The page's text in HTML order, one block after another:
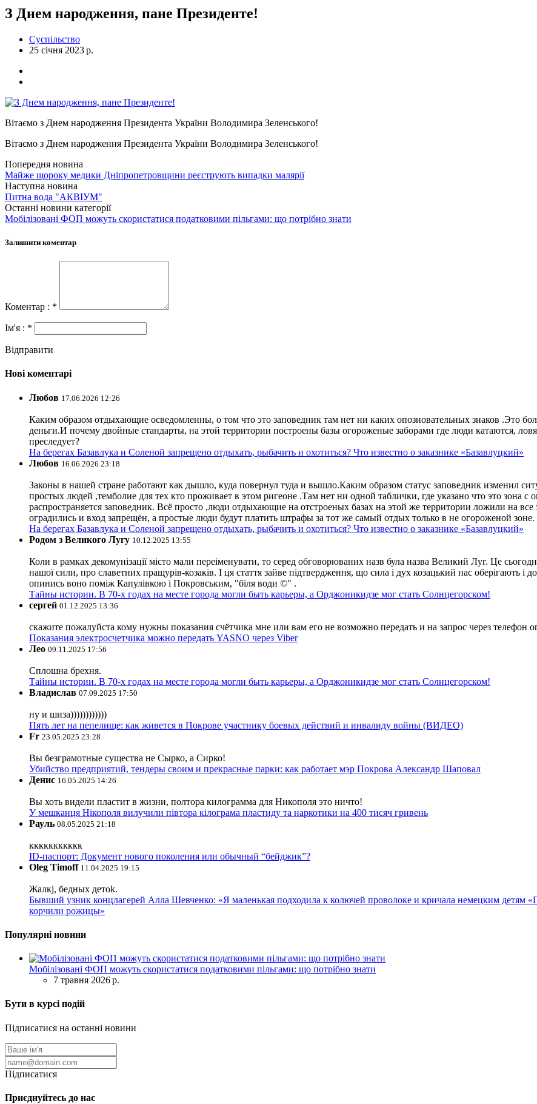
З Днем народження, пане Президенте!
Суспільство
25 січня 2023 р.
Вітаємо з Днем народження Президента України Володимира Зеленського!
Вітаємо з Днем народження Президента України Володимира Зеленського!
Попередня новина
Майже щороку медики Дніпропетровщини реєструють випадки малярії
Наступна новина
Питна вода "АКВІУМ"
Останні новини категорії
Мобілізовані ФОП можуть скористатися податковими пільгами: що потрібно знати
Залишити коментар
Коментар : *
Ім'я : *
Відправити
Нові коментарі
Любов 17.06.2026 12:26
Каким образом отдыхающие осведомленны, о том что это заповедник там нет ни каких опозновательных знаков .Это
деньги.И почему двойные стандарты, на этой территории построены базы огороженые заборами где люди катаются,
преследует?
На берегах Базавлука и Соленой запрещено отдыхать, рыбачить и охотиться? Что известно о заказнике «Базавлуцкий»
Любов 16.06.2026 23:18
Законы в нашей стране работают как дышло, куда повернул туда и вышло.Каким образом статус заповедник изменил
простых людей ,темболие для тех кто проживает в этом ригеоне .Там нет ни одной таблички, где указано что это зона
распространяется заповедник. Всё просто ,люди отдыхающие на отстроеных базах на этой же территории ложили на
оградились и вход запрещён, а простые люди будут платить штрафы за тот же самый отдых только в не огороженой зоне.
На берегах Базавлука и Соленой запрещено отдыхать, рыбачить и охотиться? Что известно о заказнике «Базавлуцкий»
Родом з Великого Лугу 10.12.2025 13:55
Коли в рамках декомунізації місто мали переіменувати, то серед обговорюваних назв була назва Великий Луг. Це
нашої сили, про славетних пращурів-козаків. І ця стаття зайве підтвердження, що сила і дух козацький нас оберігають і
опинись воно поміж Капулівкою і Покровським, "біля води ©" .
Тайны истории. В 70-х годах на месте города могли быть карьеры, а Орджоникидзе мог стать Солнцегорском!
сергей 01.12.2025 13:36
скажите пожалуйста кому нужны показания счётчика мне или вам его не возможно передать и на запрос через телефон
Показания электросчетчика можно передать YASNO через Viber
Лео 09.11.2025 17:56
Сплошна брехня.
Тайны истории. В 70-х годах на месте города могли быть карьеры, а Орджоникидзе мог стать Солнцегорском!
Владислав 07.09.2025 17:50
ну и шиза))))))))))))
Пять лет на пепелище: как живется в Покрове участнику боевых действий и инвалиду войны (ВИДЕО)
Fr 23.05.2025 23:28
Вы безграмотные существа не Сырко, а Сирко!
Убийство предприятий, тендеры своим и прекрасные парки: как работает мэр Покрова Александр Шаповал
Денис 16.05.2025 14:26
Вы хоть видели пластит в жизни, полтора килограмма для Никополя это ничто!
У мешканця Нікополя вилучили півтора кілограма пластиду та наркотики на 400 тисяч гривень
Рауль 08.05.2025 21:18
ккккккккккк
ID-паспорт: Документ нового поколения или обычный “бейджик”?
Oleg Timoff 11.04.2025 19:15
Жалкj, бедных детok.
Бывший узник концлагерей Алла Шевченко: «Я маленькая подходила к колючей проволоке и кричала немецким детям
корчили рожицы»
Популярні новини
Мобілізовані ФОП можуть скористатися податковими пільгами: що потрібно знати
7 травня 2026 р.
Бути в курсі подій
Підписатися на останні новини
Підписатися
Приєднуйтесь до нас